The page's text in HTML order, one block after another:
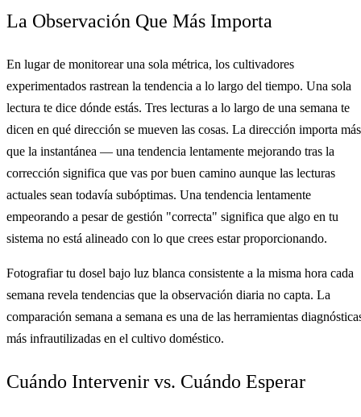
La Observación Que Más Importa
En lugar de monitorear una sola métrica, los cultivadores
experimentados rastrean la tendencia a lo largo del tiempo. Una sola
lectura te dice dónde estás. Tres lecturas a lo largo de una semana te
dicen en qué dirección se mueven las cosas. La dirección importa más
que la instantánea — una tendencia lentamente mejorando tras la
corrección significa que vas por buen camino aunque las lecturas
actuales sean todavía subóptimas. Una tendencia lentamente
empeorando a pesar de gestión "correcta" significa que algo en tu
sistema no está alineado con lo que crees estar proporcionando.
Fotografiar tu dosel bajo luz blanca consistente a la misma hora cada
semana revela tendencias que la observación diaria no capta. La
comparación semana a semana es una de las herramientas
más infrautilizadas en el cultivo doméstico.
Cuándo Intervenir vs. Cuándo Esperar